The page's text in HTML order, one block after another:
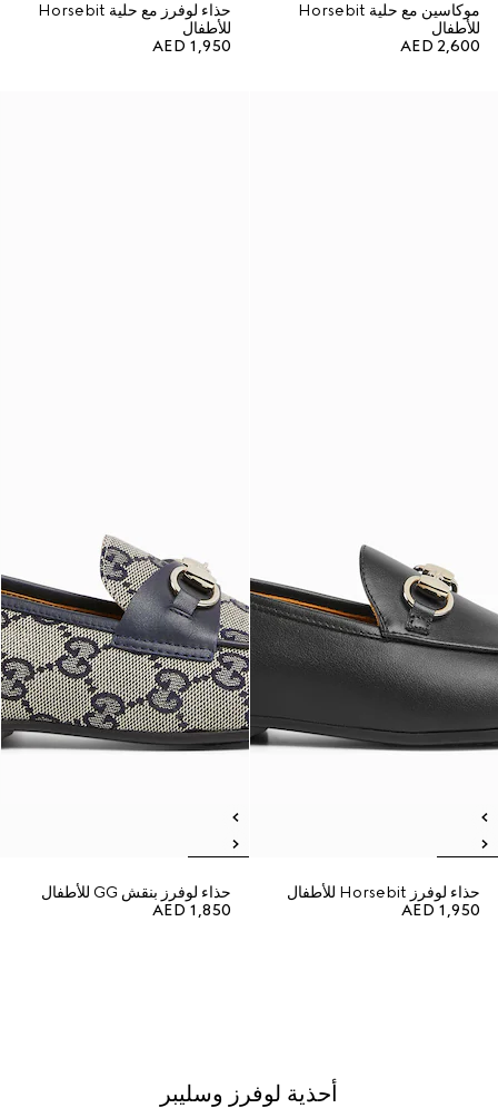
موكاسين مع حلية Horsebit
للأطفال
AED 2,600
حذاء لوفرز مع حلية Horsebit
للأطفال
AED 1,950
حذاء لوفرز Horsebit للأطفال
AED 1,950
حذاء لوفرز بنقش GG للأطفال
AED 1,850
أحذية لوفرز وسليبر